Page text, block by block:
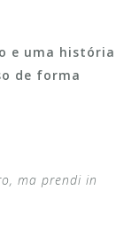
e uma história
de forma
ma prendi in